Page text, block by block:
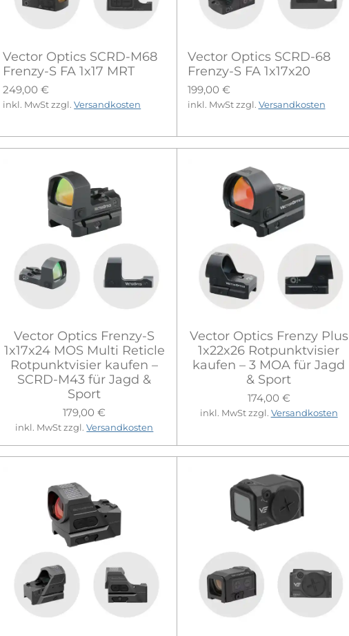
Vector Optics SCRD-M68
Frenzy-S FA 1x17 MRT
249,00 €
inkl. MwSt zzgl.Versandkosten
Vector Optics SCRD-68
Frenzy-S FA 1x17x20
199,00 €
inkl. MwSt zzgl. Versandkosten
Vector Optics Frenzy-S
1x17x24 MOS Multi Reticle
Rotpunktvisier kaufen –
SCRD-M43 für Jagd &
Sport
179,00 €
inkl. MwSt zzgl.Versandkosten
Vector Optics Frenzy Plus
1x22x26 Rotpunktvisier
kaufen – 3 MOA für Jagd
& Sport
174,00 €
inkl. MwSt zzgl. Versandkosten